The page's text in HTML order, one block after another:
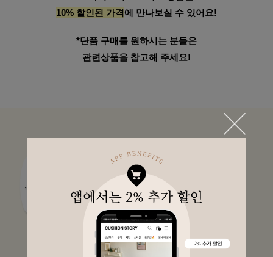
10% 할인된 가격 에 만나보실 수 있어요!
*단품 구매를 원하시는 분들은
관련상품을 참고해 주세요!